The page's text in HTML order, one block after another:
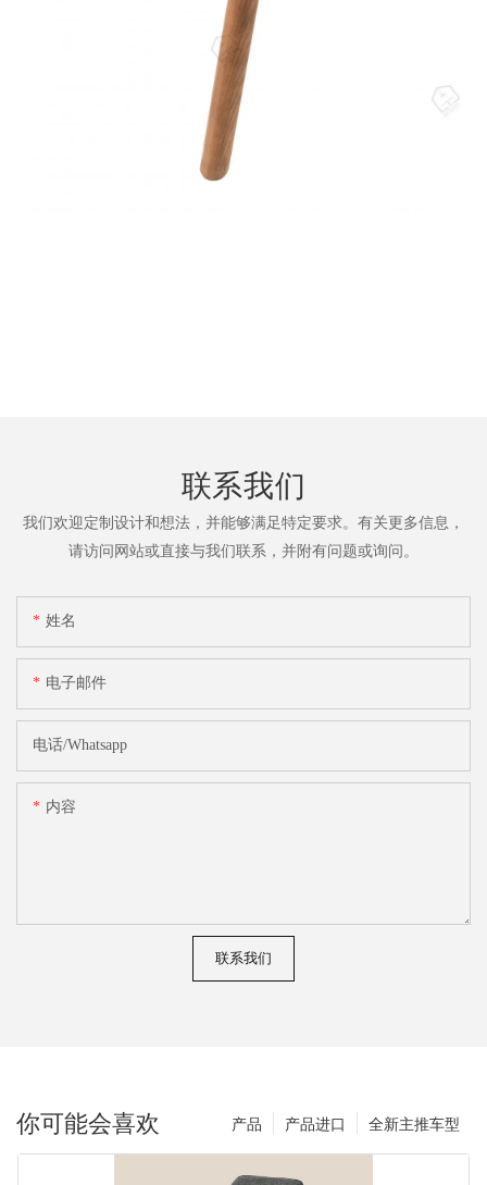
联系我们
我们欢迎定制设计和想法，并能够满足特定要求。有关更多信息，
请访问网站或直接与我们联系，并附有问题或询问。
姓名
电子邮件
电话/whatsapp
内容
联系我们
你可能会喜欢 全新主推车型
产品进口
产品